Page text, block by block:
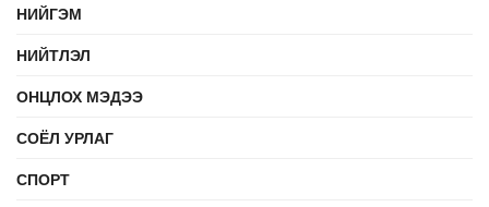
НИЙГЭМ
НИЙТЛЭЛ
ОНЦЛОХ МЭДЭЭ
СОЁЛ УРЛАГ
СПОРТ